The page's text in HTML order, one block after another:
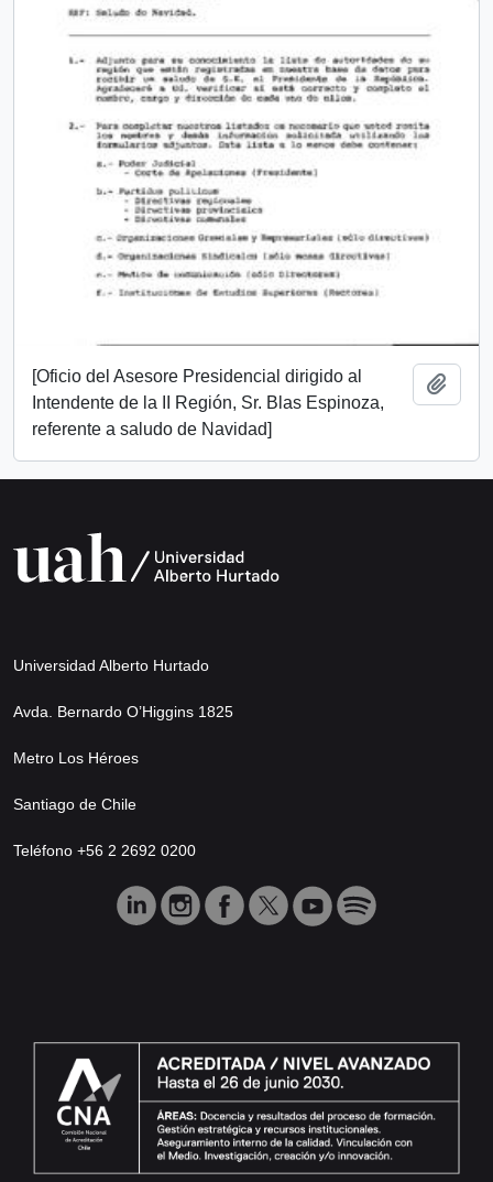
[Oficio del Asesore Presidencial dirigido al
Intendente de la II Región, Sr. Blas Espinoza,
referente a saludo de Navidad]
Universidad Alberto Hurtado
Avda. Bernardo O’Higgins 1825
Metro Los Héroes
Santiago de Chile
Teléfono +56 2 2692 0200